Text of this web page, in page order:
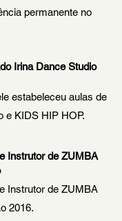
permanente no
Irina Dance Studio
estabeleceu aulas de
e KIDS HIP HOP.
Instrutor de ZUMBA
Instrutor de ZUMBA
2016.